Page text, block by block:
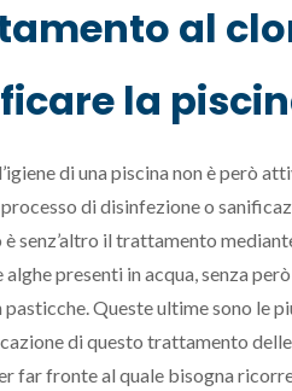
al
la
di una piscina non è però
di disinfezione o
senz’altro il trattamento
presenti in acqua, senza
pasticche. Queste ultime sono le
di questo trattamento
far fronte al quale bisogna